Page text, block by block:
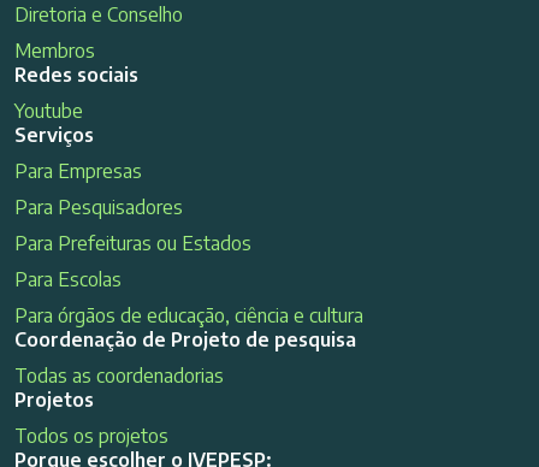
Diretoria e Conselho
Membros
Redes sociais
Youtube
Serviços
Para Empresas
Para Pesquisadores
Para Prefeituras ou Estados
Para Escolas
Para órgãos de educação, ciência e cultura
Coordenação de Projeto de pesquisa
Todas as coordenadorias
Projetos
Todos os projetos
Porque escolher o IVEPESP: